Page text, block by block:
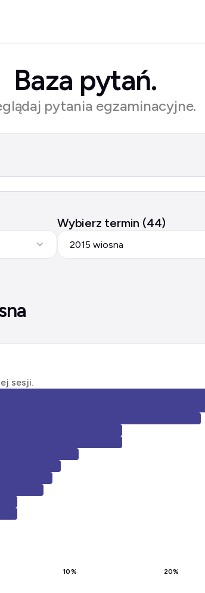
Baza pytań.
pytania egzaminacyjne.
Wybierz termin (44)
2015 wiosna
sesji.
10% 20%